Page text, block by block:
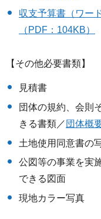
収支予算書（ワー
（PDF：104KB）
【その他必要書類】
見積書
団体の規約、会則
きる書類／ 団体概
土地使用同意書の
公図等の事業を実
できる図面
現地カラー写真